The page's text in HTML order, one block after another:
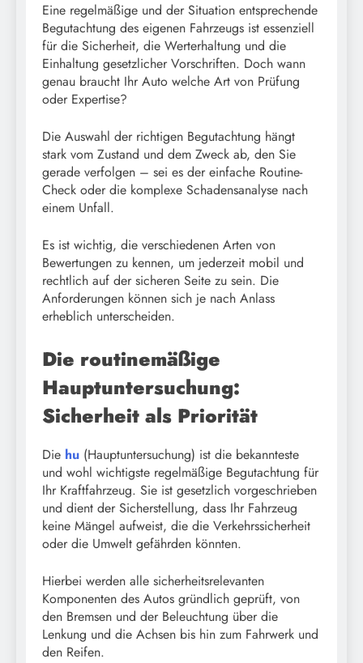
Eine regelmäßige und der Situation entsprechende
Begutachtung des eigenen Fahrzeugs ist essenziell
für die Sicherheit, die Werterhaltung und die
Einhaltung gesetzlicher Vorschriften. Doch wann
genau braucht Ihr Auto welche Art von Prüfung
oder Expertise?
Die Auswahl der richtigen Begutachtung hängt
stark vom Zustand und dem Zweck ab, den Sie
gerade verfolgen – sei es der einfache Routine-
Check oder die komplexe Schadensanalyse nach
einem Unfall.
Es ist wichtig, die verschiedenen Arten von
Bewertungen zu kennen, um jederzeit mobil und
rechtlich auf der sicheren Seite zu sein. Die
Anforderungen können sich je nach Anlass
erheblich unterscheiden.
Die routinemäßige
Hauptuntersuchung:
Sicherheit als Priorität
Die hu (Hauptuntersuchung) ist die bekannteste
und wohl wichtigste regelmäßige Begutachtung für
Ihr Kraftfahrzeug. Sie ist gesetzlich vorgeschrieben
und dient der Sicherstellung, dass Ihr Fahrzeug
keine Mängel aufweist, die die Verkehrssicherheit
oder die Umwelt gefährden könnten.
Hierbei werden alle sicherheitsrelevanten
Komponenten des Autos gründlich geprüft, von
den Bremsen und der Beleuchtung über die
Lenkung und die Achsen bis hin zum Fahrwerk und
den Reifen.